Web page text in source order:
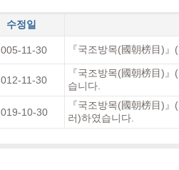
수정일
11-30 『국조방목(國朝榜目)
11-30
『국조방목(國朝榜目)
습니다.
10-30
『국조방목(國朝榜目)
러)하였습니다.